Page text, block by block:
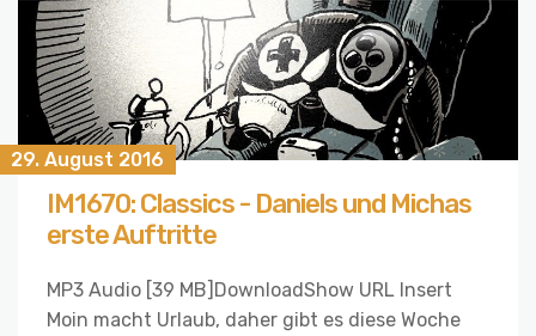
29. August 2016
IM1670: Classics - Daniels und Michas
erste Auftritte
MP3 Audio [39 MB]DownloadShow URL Insert
Moin macht Urlaub, daher gibt es diese Woche